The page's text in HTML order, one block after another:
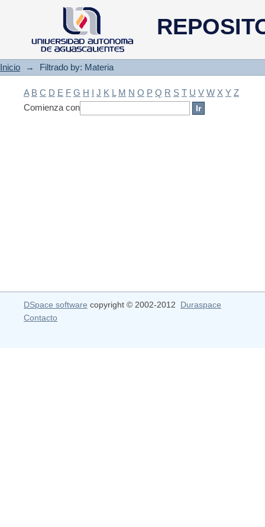
Filtrado by: Materia
Inicio → Filtrado by: Materia
A B C D E F G H I J K L M N O P Q R S T U V W X Y Z
Comienza con
DSpace software copyright © 2002-2012 Duraspace
Contacto